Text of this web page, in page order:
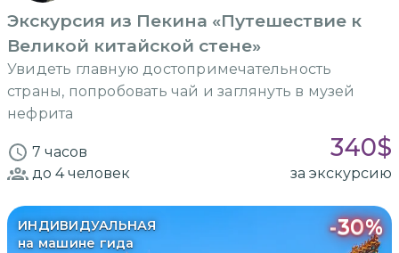
Экскурсия из Пекина «Путешествие к
Великой китайской стене»
Увидеть главную достопримечательность
страны, попробовать чай и заглянуть в музей
нефрита
7 часов 340$
до 4человек за экскурсию
ИНДИВИДУАЛЬНАЯ
на машине гида
-30%